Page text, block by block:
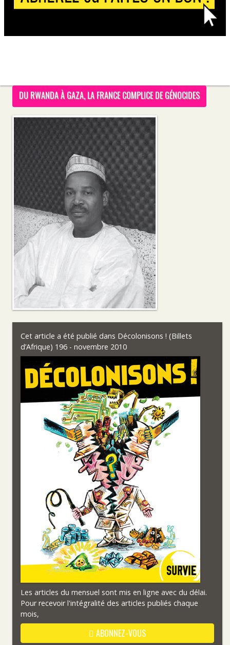
DU RWANDA À GAZA, LA FRANCE COMPLICE DE GÉNOCIDES
Cet article a été publié dans Décolonisons ! (Billets
d’Afrique) 196 - novembre 2010
Les articles du mensuel sont mis en ligne avec du délai.
Pour recevoir l'intégralité des articles publiés chaque
mois,
ABONNEZ-VOUS